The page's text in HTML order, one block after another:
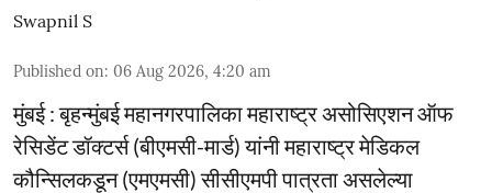
Swapnil S
Published on: 06 Aug 2026, 4:20 am
मुंबई : बृहन्मुंबई महानगरपालिका महाराष्ट्र असोसिएशन ऑफ
रेसिडेंट डॉक्टर्स (बीएमसी-मार्ड) यांनी महाराष्ट्र मेडिकल
कौन्सिलकडून (एमएमसी) सीसीएमपी पात्रता असलेल्या